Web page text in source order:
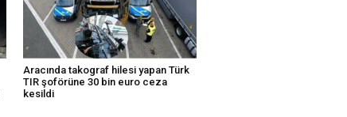
Aracında takograf hilesi yapan Türk
TIR şoförüne 30 bin euro ceza
kesildi